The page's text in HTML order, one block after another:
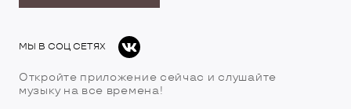
МЫ В СОЦ СЕТЯХ
Откройте приложение сейчас и слушайте
музыку на все времена!